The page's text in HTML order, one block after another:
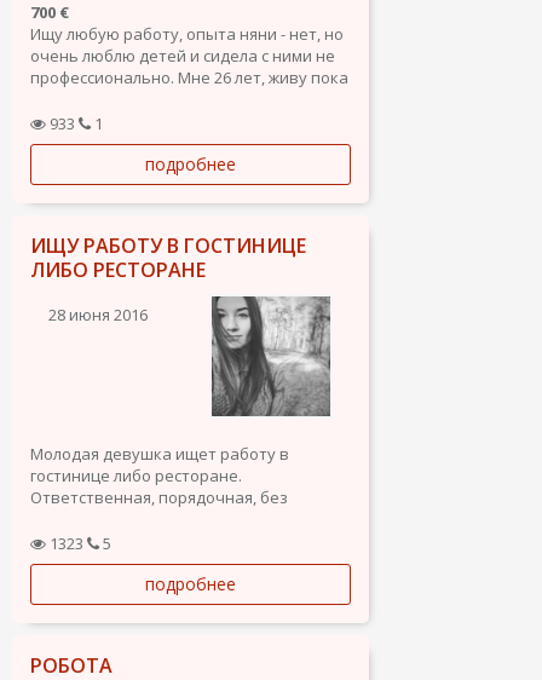
700 €
Ищу любую работу, опыта няни - нет, но
очень люблю детей и сидела с ними не
профессионально. Мне 26 лет, живу пока
собираюсь переехать. Есть опыт
работы офис-менеджером (техническая
поддержка), опыт работы менеджером
колл-центра. Знание...
933 1
подробнее
ИЩУ РАБОТУ В ГОСТИНИЦЕ
ЛИБО РЕСТОРАНЕ
28 июня 2016
Молодая девушка ищет работу в
гостинице либо ресторане.
Ответственная, порядочная, без
1323
5
подробнее
РОБОТА